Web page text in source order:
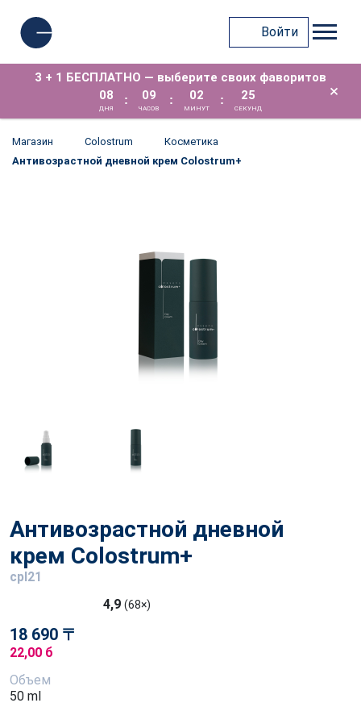
Войти
3 + 1 БЕСПЛАТНО — выберите своих фаворитов
08
ДНЯ
: 09
ЧАСОВ
: 02
МИНУТ
: 25
СЕКУНД
×
Магазин Colostrum
Косметика
Антивозрастной дневной крем Colostrum+
Антивозрастной дневной
крем Colostrum+
cpl21
4,9 (68×)
18 690 〒
22,00 б
Объем
50 ml